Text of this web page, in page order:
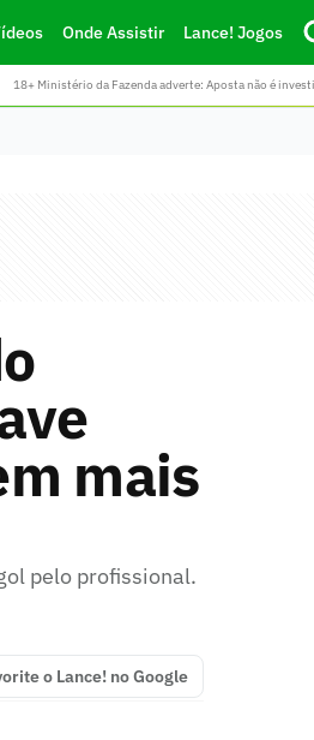
Onde Assistir Lance! Jogos
18+ Ministério da Fazenda adverte: Aposta não é
mais
pelo profissional.
o Lance! no Google